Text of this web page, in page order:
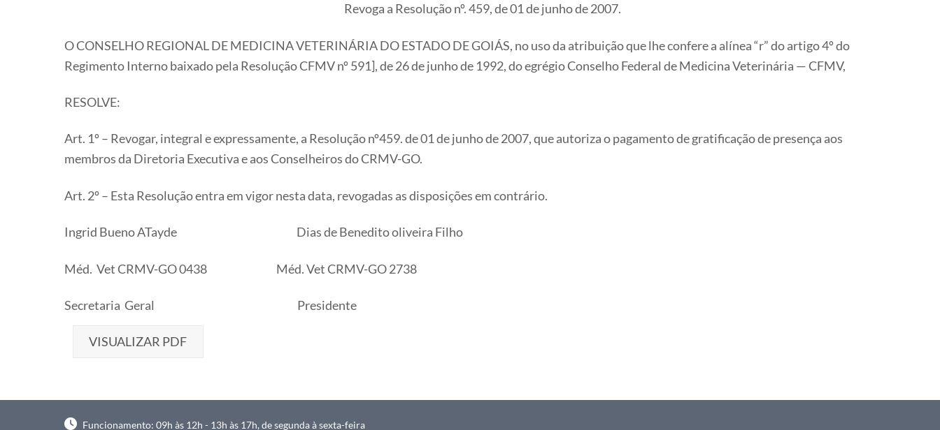
Revoga a Resolução nº. 459, de 01 de junho de 2007.
O CONSELHO REGIONAL DE MEDICINA VETERINÁRIA DO ESTADO DE GOIÁS, no uso da atribuição que lhe confere a alínea “r” do artigo 4º do
Regimento Interno baixado pela Resolução CFMV nº 591], de 26 de junho de 1992, do egrégio Conselho Federal de Medicina Veterinária — CFMV,
RESOLVE:
Art. 1º – Revogar, integral e expressamente, a Resolução nº459. de 01 de junho de 2007, que autoriza o pagamento de gratificação de presença aos
membros da Diretoria Executiva e aos Conselheiros do CRMV-GO.
Art. 2º – Esta Resolução entra em vigor nesta data, revogadas as disposições em contrário.
Ingrid Bueno ATayde Dias de Benedito oliveira Filho
Méd. Vet CRMV-GO 0438 Méd. Vet CRMV-GO 2738
Secretaria Geral Presidente
VISUALIZAR PDF
Funcionamento: 09h às 12h - 13h às 17h, de segunda à sexta-feira